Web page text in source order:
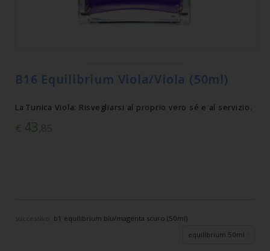
B16 Equilibrium Viola/Viola (50ml)
La Tunica Viola: Risvegliarsi al proprio vero sé e al servizio.
€ 43,85
b1 equilibrium blu/magenta scuro (50ml)
equilibrium 50ml